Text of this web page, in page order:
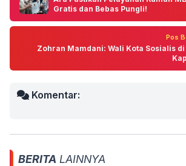
Gratis dan Bebas Pungli!
Pos
Zohran Mamdani: Wali Kota Sosialis
Komentar:
BERITA LAINNYA